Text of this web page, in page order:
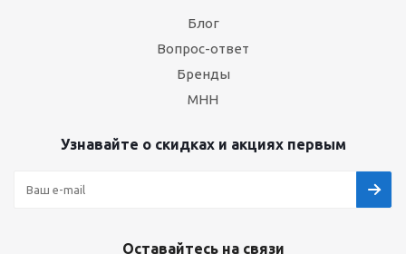
Блог
Вопрос-ответ
Бренды
МНН
Узнавайте о скидках и акциях первым
Оставайтесь на связи